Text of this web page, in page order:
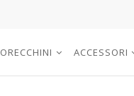
ORECCHINI ACCESSORI